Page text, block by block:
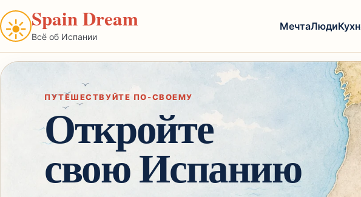
☀Spain Dream
Всё об Испании
МечтаЛюди
ПУТЕШЕСТВУЙТЕ ПО-СВОЕМУ
Откройте
свою Испанию